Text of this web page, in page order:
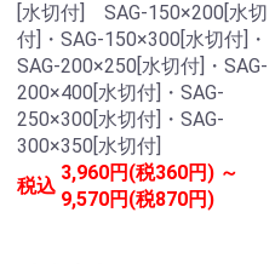
[水切付] SAG-150×200[水切
付]・SAG-150×300[水切付]・
SAG-200×250[水切付]・SAG-
200×400[水切付]・SAG-
250×300[水切付]・SAG-
300×350[水切付]
税込
3,960円(税360円) ～
9,570円(税870円)